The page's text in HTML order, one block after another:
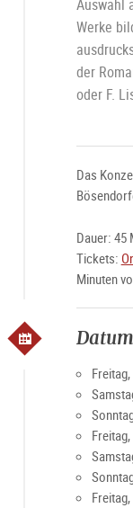
Auswahl
Werke
der
oder F.
Das
Dauer: 45
Tickets:
Minuten